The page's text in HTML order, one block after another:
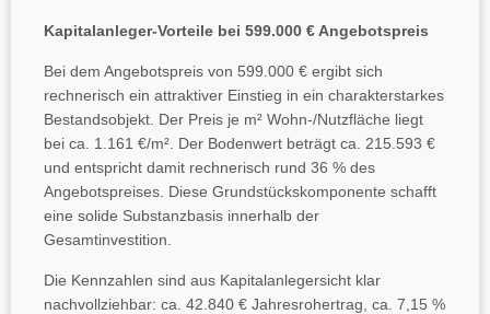
Kapitalanleger-Vorteile bei 599.000 € Angebotspreis
Bei dem Angebotspreis von 599.000 € ergibt sich
rechnerisch ein attraktiver Einstieg in ein charakterstarkes
Bestandsobjekt. Der Preis je m² Wohn-/Nutzfläche liegt
bei ca. 1.161 €/m². Der Bodenwert beträgt ca. 215.593 €
und entspricht damit rechnerisch rund 36 % des
Angebotspreises. Diese Grundstückskomponente schafft
eine solide Substanzbasis innerhalb der
Gesamtinvestition.
Die Kennzahlen sind aus Kapitalanlegersicht klar
nachvollziehbar: ca. 42.840 € Jahresrohertrag, ca. 7,15 %